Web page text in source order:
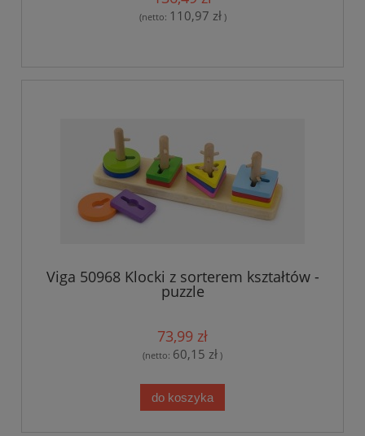
(netto: 110,97 zł)
Viga 50968 Klocki z sorterem kształtów -
puzzle
73,99 zł
(netto: 60,15 zł )
do koszyka